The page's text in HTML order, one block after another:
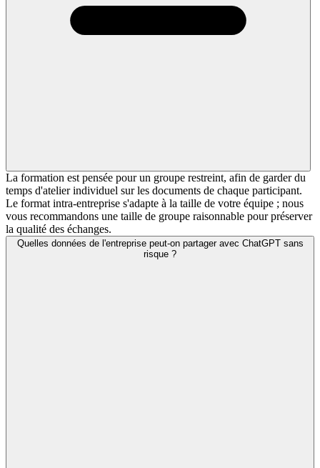
La formation est pensée pour un groupe restreint, afin de garder du
temps d'atelier individuel sur les documents de chaque participant.
Le format intra-entreprise s'adapte à la taille de votre équipe ; nous
vous recommandons une taille de groupe raisonnable pour préserver
la qualité des échanges.
Quelles données de l'entreprise peut-on partager avec ChatGPT sans
risque ?